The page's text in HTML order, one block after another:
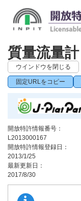
質量流量計
ウインドウを閉じる
固定URLをコピー
開放特許情報番号：
L2013000167
開放特許情報登録日：
2013/1/25
最新更新日：
2017/8/30